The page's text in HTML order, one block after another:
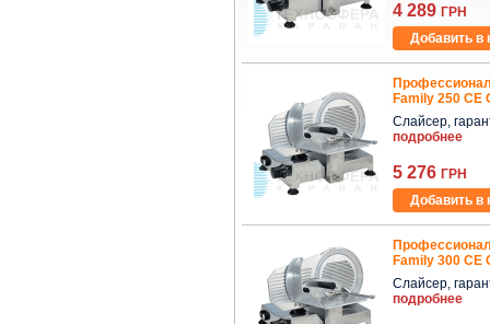
4 289 ГРН
Добавить в
Family 250 СЕ
Слайсер,
подробнее
5 276 ГРН
Добавить в
Family 300 СЕ
Слайсер,
подробнее